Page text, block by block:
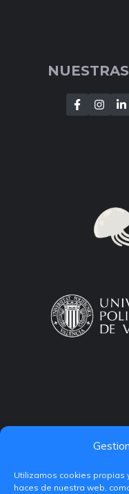
Utilizamos cookies propias
haces de nuestra web,